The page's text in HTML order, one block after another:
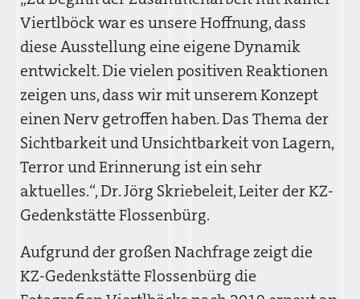
Viertlböck war es unsere Hoffnung, dass
diese Ausstellung eine eigene Dynamik
entwickelt. Die vielen positiven Reaktionen
zeigen uns, dass wir mit unserem Konzept
einen Nerv getroffen haben. Das Thema der
Sichtbarkeit und Unsichtbarkeit von Lagern,
Terror und Erinnerung ist ein sehr
aktuelles.“, Dr. Jörg Skriebeleit, Leiter der KZ-
Gedenkstätte Flossenbürg.
Aufgrund der großen Nachfrage zeigt die
KZ-Gedenkstätte Flossenbürg die